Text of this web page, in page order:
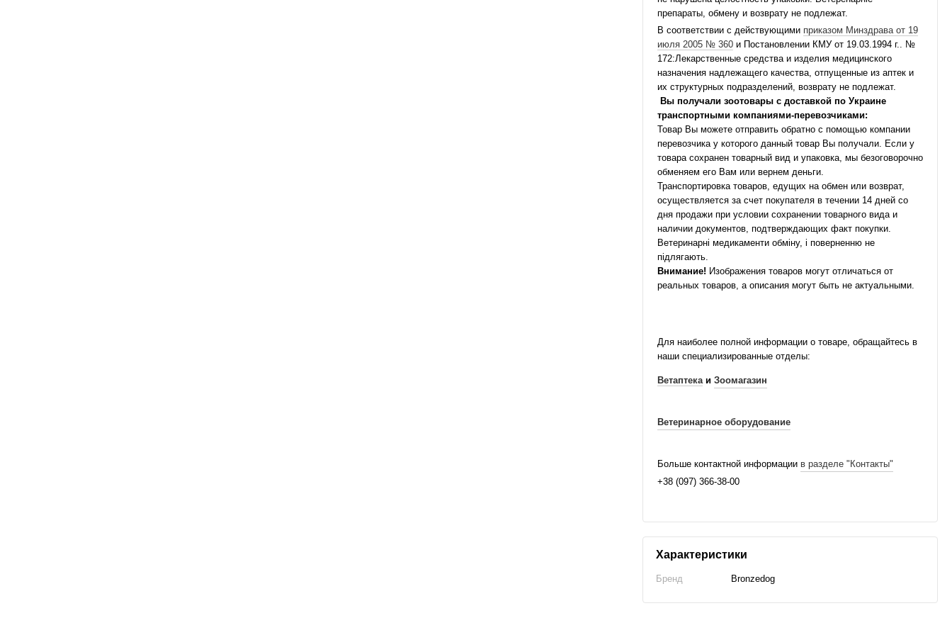
препараты, обмену и возврату не подлежат.
В соответствии с действующими приказом Минздрава от 19
июля 2005 № 360и Постановлении КМУ от 19.03.1994 г.. №
172:Лекарственные средства и изделия медицинского
назначения надлежащего качества, отпущенные из аптек и
их структурных подразделений, возврату не подлежат.
Вы получали зоотовары с доставкой по Украине
транспортными компаниями-перевозчиками:
Товар Вы можете отправить обратно с помощью компании
перевозчика у которого данный товар Вы получали. Если у
товара сохранен товарный вид и упаковка, мы безоговорочно
обменяем его Вам или вернем деньги.
Транспортировка товаров, едущих на обмен или возврат,
осуществляется за счет покупателя в течении 14 дней со
дня продажи при условии сохранении товарного вида и
наличии документов, подтверждающих факт покупки.
Ветеринарні медикаменти обміну, і поверненню не
підлягають.
Внимание! Изображения товаров могут отличаться от
реальных товаров, а описания могут быть не актуальными.
Для наиболее полной информации о товаре, обращайтесь в
наши специализированные отделы:
Ветаптекаи Зоомагазин
Ветеринарное оборудование
Больше контактной информации в разделе "Контакты"
+38 (097) 366-38-00
Характеристики
Бренд Bronzedog